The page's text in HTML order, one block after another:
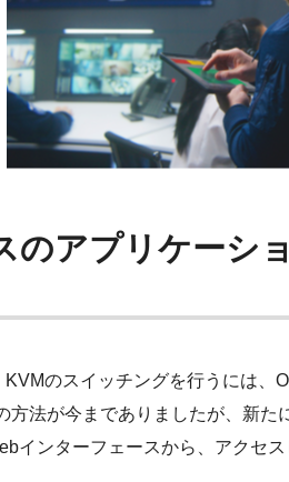
のアプリケーシ
のスイッチングを行うには、
法が今までありましたが、新た
インターフェースから、アクセ